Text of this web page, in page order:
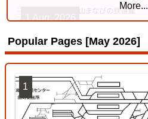
More...
Popular Pages [May 2026]
1